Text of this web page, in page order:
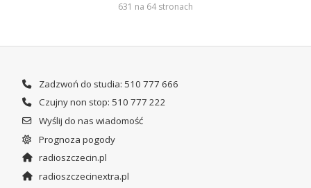
631 na 64 stronach
Zadzwoń do studia: 510 777 666
Czujny non stop: 510 777 222
Wyślij do nas wiadomość
Prognoza pogody
radioszczecin.pl
radioszczecinextra.pl